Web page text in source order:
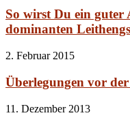
So wirst Du ein guter
dominanten
2. Februar 2015
Überlegungen vor der
11. Dezember 2013